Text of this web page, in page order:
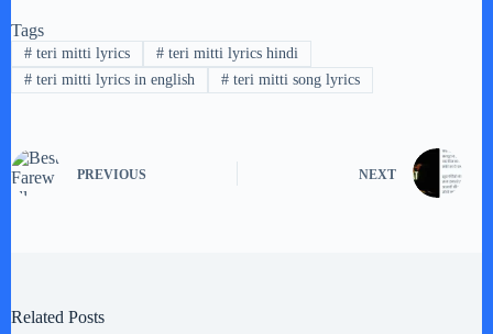
Tags
#teri mitti lyrics #teri mitti lyrics hindi
#teri mitti lyrics in english #teri mitti song lyrics
PREVIOUS NEXT
Related Posts